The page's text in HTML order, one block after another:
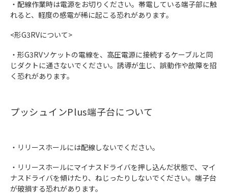
・配線作業時は電源をお切りください。帯電している端子部に触
れると、軽度の感電が稀に起こる恐れがあります。
<形G3RVについて>
・形G3RVソケットの電線を、高圧電源に接続するケーブルと同
じダクトに通さないでください。誘導が生じ、誤動作や故障を招
く恐れがあります。
プッシュインPlus端子台について
・リリースホールには配線しないでください。
・リリースホールにマイナスドライバを押し込んだ状態で、マイ
ナスドライバを傾けたり、ねじったりしないでください。端子台
が破損する恐れがあります。